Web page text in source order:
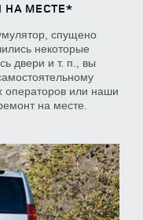
НА МЕСТЕ*
спущено
некоторые
двери и т. п., вы
операторов или наши
на месте.